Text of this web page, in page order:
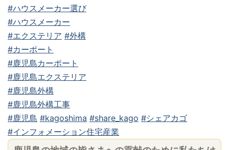
#ハウスメーカー選び
#ハウスメーカー
#エクステリア #外構
#カーポート
#鹿児島カーポート
#鹿児島エクステリア
#鹿児島外構
#鹿児島外構工事
#鹿児島 #kagoshima #share_kago #シェアカゴ
#インフォメーション住宅産業